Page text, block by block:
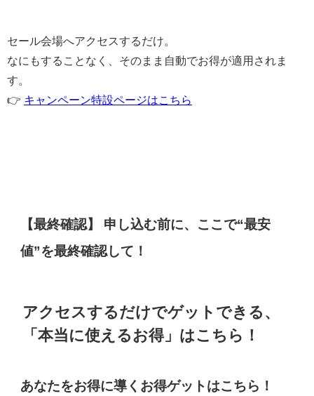
セール会場へアクセスするだけ。
なにもすることなく、そのまま自動でお得が適用されま
す。
👉 キャンペーン特設ページはこちら
【最終確認】 申し込む前に、ここで“最安
値”を最終確認して！
アクセスするだけでゲットできる、
「本当に使えるお得」はこちら！
あなたをお得に導くお得ゲットはこちら！